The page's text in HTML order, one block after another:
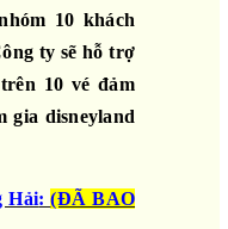
10 khách
ty sẽ hỗ trợ
10 vé đảm
gia disneyland
Hải:(ĐÃ BAO